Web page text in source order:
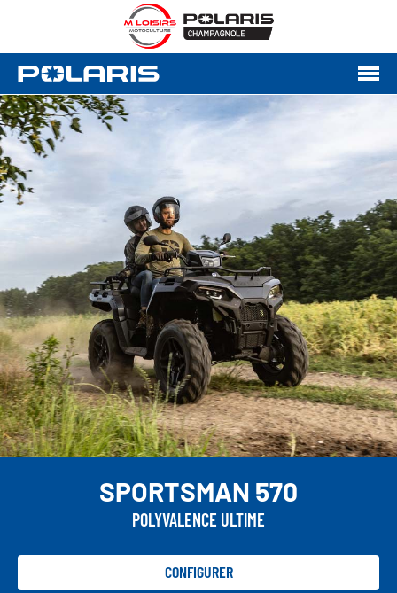
SPORTSMAN 570
POLYVALENCE ULTIME
CONFIGURER